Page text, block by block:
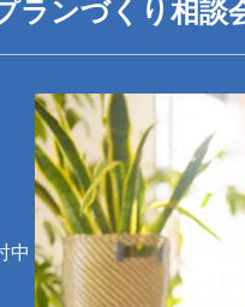
ランづくり相談
中